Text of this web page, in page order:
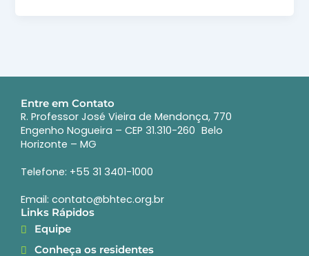
Entre em Contato
R. Professor José Vieira de Mendonça, 770
Engenho Nogueira – CEP 31.310-260 Belo
Horizonte – MG
Telefone: +55 31 3401-1000
Email: contato@bhtec.org.br
Links Rápidos
Equipe
Conheça os residentes